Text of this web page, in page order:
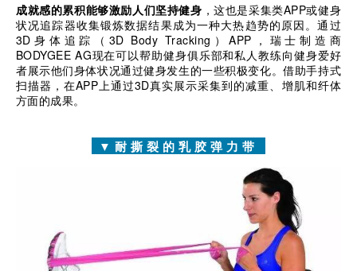
成就感的累积能够激励人们坚持健身 ，这也是采集类APP或健身
状况追踪器收集锻炼数据结果成为一种大热趋势的原因。通过
3D身体追踪（3D Body Tracking）APP，瑞士制造商
BODYGEE AG现在可以帮助健身俱乐部和私人教练向健身爱好
者展示他们身体状况通过健身发生的一些积极变化。借助手持式
扫描器，在APP上通过3D真实展示采集到的减重、增肌和纤体
方面的成果。
▼耐撕裂的乳胶弹力带